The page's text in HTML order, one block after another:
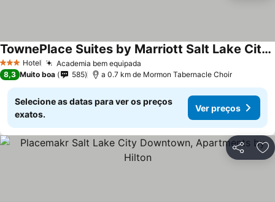
3 EstrelasHotel Academia bem equipada
TownePlace Suites by Marriott Salt Lake City Downtown
8,3 Muito boa 585 a 0.7 km de Mormon Tabernacle Choir
Selecione as datas para ver os preços
exatos.
Ver preços
Partilhar